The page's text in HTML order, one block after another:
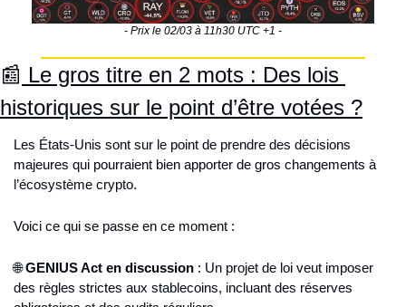
- Prix le 02/03 à 11h30 UTC +1 -
📰 Le gros titre en 2 mots : Des lois
historiques sur le point d’être votées ?
Les États-Unis sont sur le point de prendre des décisions
majeures qui pourraient bien apporter de gros changements à
l’écosystème crypto.
Voici ce qui se passe en ce moment :
🌐 GENIUS Act en discussion : Un projet de loi veut imposer
des règles strictes aux stablecoins, incluant des réserves